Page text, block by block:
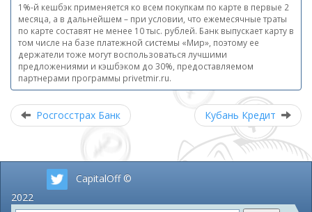
1%-й кешбэк применяется ко всем покупкам по карте в первые 2
месяца, а в дальнейшем – при условии, что ежемесячные траты
по карте составят не менее 10 тыс. рублей. Банк выпускает карту в
том числе на базе платежной системы «Мир», поэтому ее
держатели тоже могут воспользоваться лучшими
предложениями и кэшбэком до 30%, предоставляемом
партнерами программы privetmir.ru.
Росгосстрах Банк Кубань Кредит
CapitalOff ©
2022